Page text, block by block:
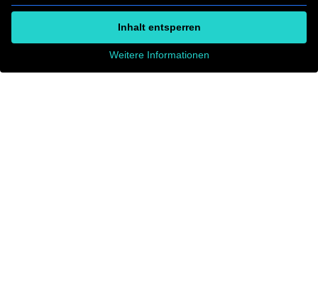
Inhalt entsperren
Weitere Informationen